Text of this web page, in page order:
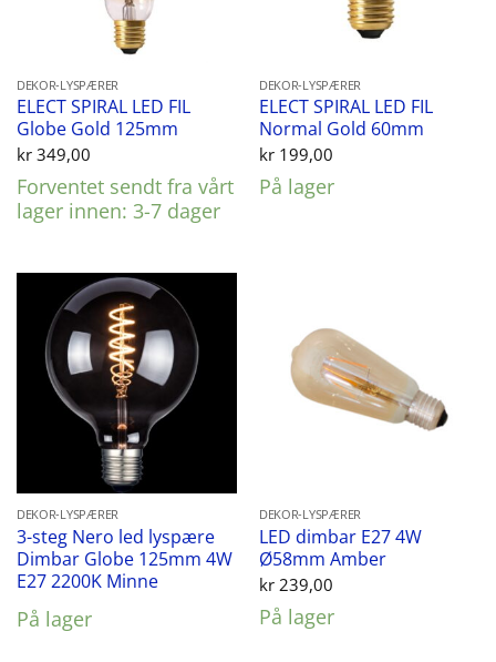
DEKOR-LYSPÆRER
ELECT SPIRAL LED FIL
Globe Gold 125mm
kr349,00
Forventet sendt fra vårt
lager innen: 3-7 dager
DEKOR-LYSPÆRER
ELECT SPIRAL LED FIL
Normal Gold 60mm
kr199,00
På lager
DEKOR-LYSPÆRER
3-steg Nero led lyspære
Dimbar Globe 125mm 4W
E27 2200K Minne
På lager
DEKOR-LYSPÆRER
LED dimbar E27 4W
Ø58mm Amber
kr239,00
På lager